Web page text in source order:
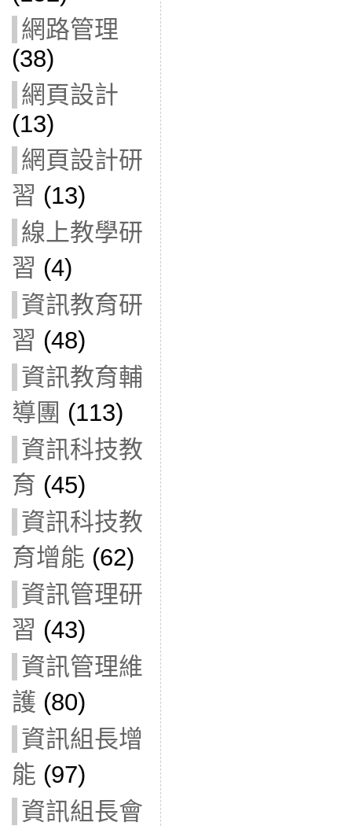
網路管理
(38)
網頁設計
(13)
網頁設計研
習 (13)
線上教學研
習 (4)
資訊教育研
習 (48)
資訊教育輔
導團 (113)
資訊科技教
育 (45)
資訊科技教
育增能 (62)
資訊管理研
習 (43)
資訊管理維
護 (80)
資訊組長增
能 (97)
資訊組長會